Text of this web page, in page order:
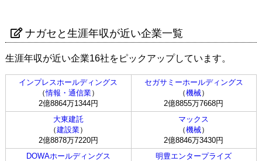
ナガセと生涯年収が近い企業一覧
生涯年収が近い企業16社をピックアップしています。
インプレスホールディングス
（情報・通信業）
2億8864万1344円
セガサミーホールディングス
（機械）
2億8855万7668円
大東建託
（建設業）
2億8878万7220円
マックス
（機械）
2億8846万3430円
DOWAホールディングス
明豊エンタープライズ